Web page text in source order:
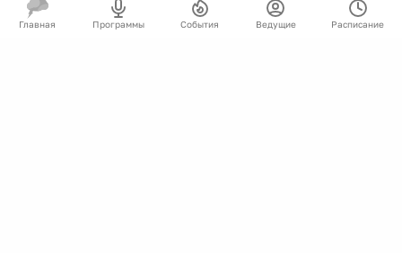
Главная Программы События Ведущие Расписание